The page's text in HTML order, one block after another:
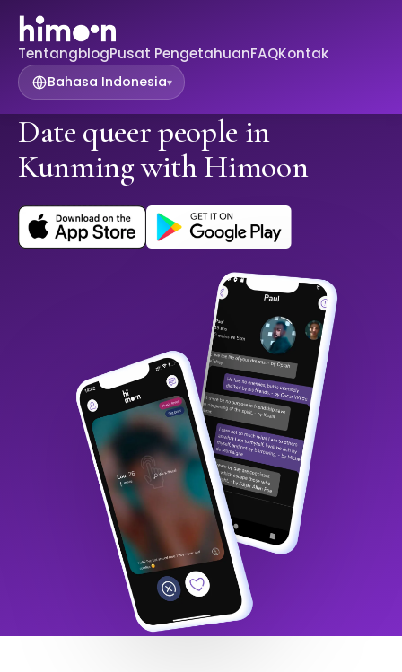
TentangblogPusat PengetahuanFAQKontak
Bahasa Indonesia▾
Date queer people in
Kunming with Himoon